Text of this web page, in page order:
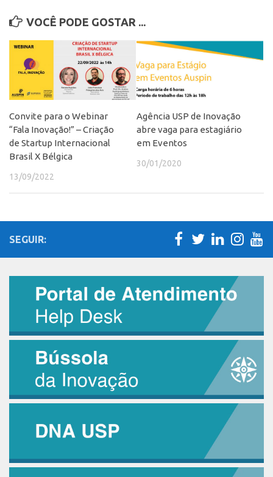
Patentes
Marcas
Softwares
Cultivares
Buscar Anterioridade
Como solicitar
Transferência de Tecnologia
PD&I
Convênios
Chamamento
Parcerias PD&I
SPRINT
Programas
Conexão Inter-USP
VOCÊ PODE GOSTAR ...
Convite para o Webinar
“Fala Inovação!” – Criação
de Startup Internacional
Brasil X Bélgica
13/09/2022
Agência USP de Inovação
abre vaga para estagiário
em Eventos
30/01/2020
SEGUIR: